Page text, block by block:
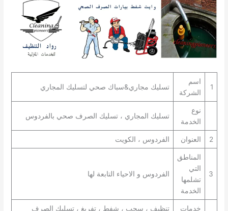
1
اسم
الشركة
تسليك مجاري&سباك صحي لتسليك المجاري
نوع
الخدمة
تسليك المجاري ، تسليك الصرف صحي بالفردوس
2 العنوان الفردوس ، الكويت
3
المناطق
التي
تشلمها
الخدمة
الفردوس و الاحياء التابعة لها
خدمات
تنظيف ، سحب ، شفط ، تفريغ ، تسليك الصرف